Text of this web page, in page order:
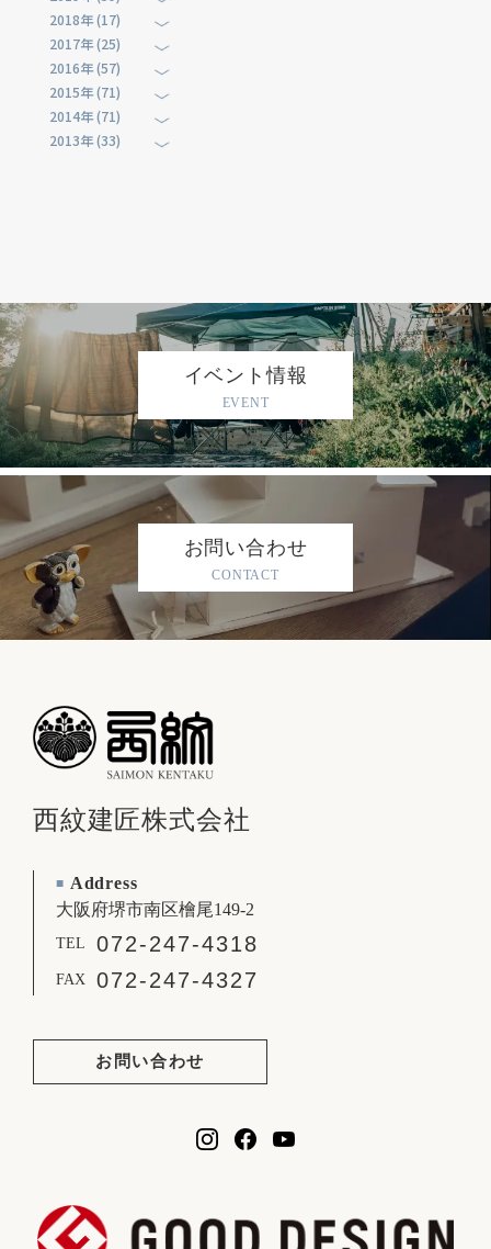
2018年 (17)
2017年 (25)
2016年 (57)
2015年 (71)
2014年 (71)
2013年 (33)
イベント情報
EVENT
お問い合わせ
CONTACT
西紋建匠株式会社
■ Address
大阪府堺市南区檜尾149-2
TEL 072-247-4318
FAX 072-247-4327
お問い合わせ